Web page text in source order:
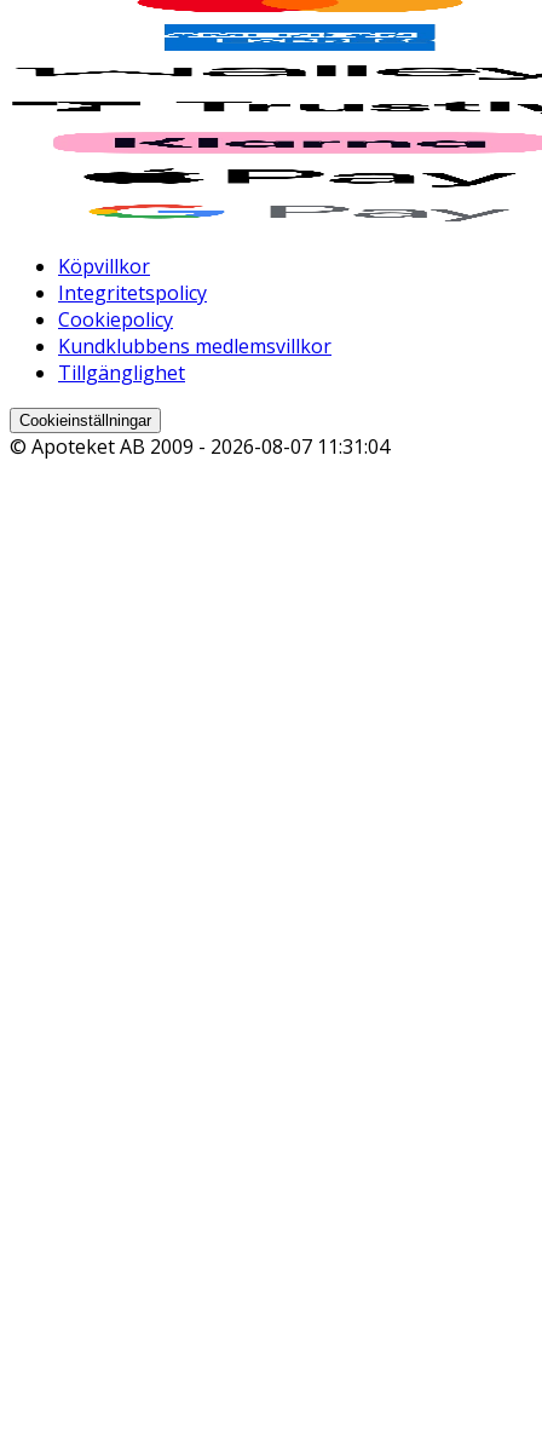
Köpvillkor
Integritetspolicy
Cookiepolicy
Kundklubbens medlemsvillkor
Tillgänglighet
Cookieinställningar
© Apoteket AB 2009 - 2026-08-07 11:31:04